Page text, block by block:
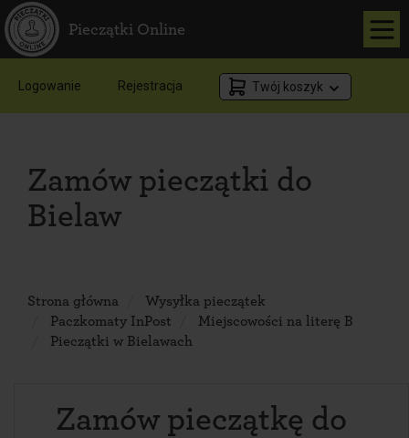
Pieczątki Online
Logowanie Rejestracja Twój koszyk
Zamów pieczątki do
Bielaw
Strona główna
Wysyłka pieczątek
Paczkomaty InPost
Miejscowości na literę B
Pieczątki w Bielawach
Zamów pieczątkę do